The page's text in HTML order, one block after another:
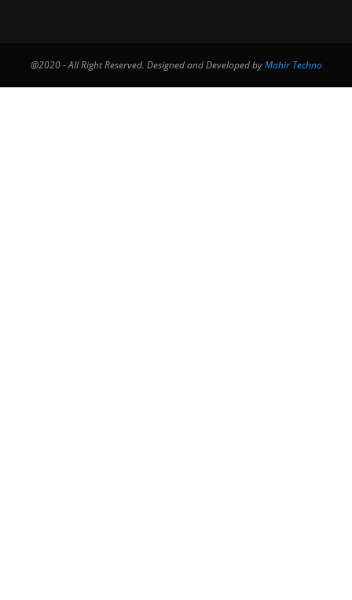
@2020 - All Right Reserved. Designed and Developed byMahir Techno